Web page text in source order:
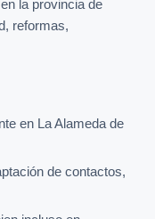
la provincia de
reformas,
en La Alameda de
de contactos,